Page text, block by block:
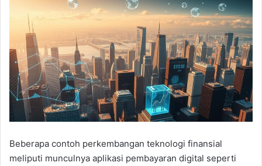
Beberapa contoh perkembangan teknologi finansial
meliputi munculnya aplikasi pembayaran digital seperti